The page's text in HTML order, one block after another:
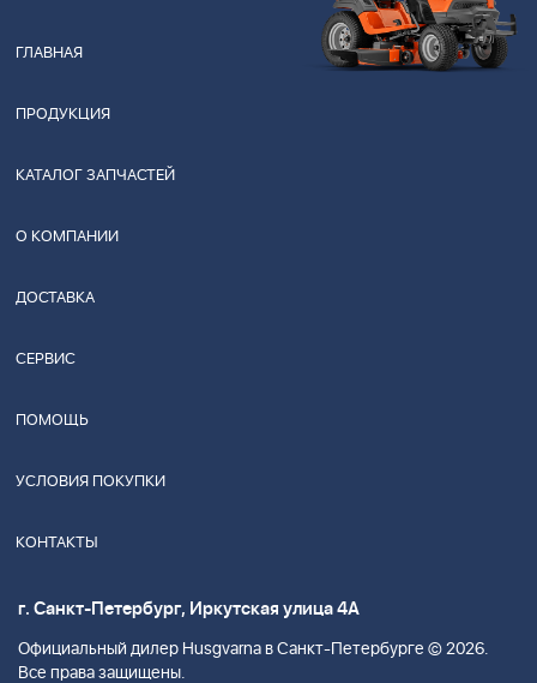
ГЛАВНАЯ
ПРОДУКЦИЯ
КАТАЛОГ ЗАПЧАСТЕЙ
О КОМПАНИИ
ДОСТАВКА
СЕРВИС
ПОМОЩЬ
УСЛОВИЯ ПОКУПКИ
КОНТАКТЫ
г. Санкт-Петербург, Иркутская улица 4А
Официальный дилер Husgvarna в Санкт-Петербурге © 2026.
Все права защищены.